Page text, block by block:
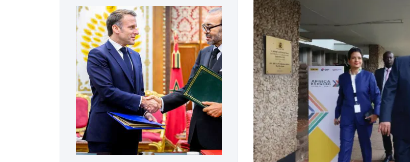
الخارجية والتعاون الافريقي والمغاربة
المقيمين بالخارج، ناصر بوريطة، ونائب
رئيس جمهورية كولومبيا، خوسيه مانويل
ريستريبو، بحضور وزير العلاقات الخارجية
عمر بولا إسكوبار. وبهذه المناسبة، أكد
السيد […]